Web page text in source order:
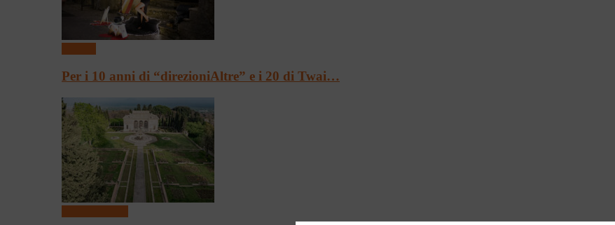
Per i 10 anni di “direzioniAltre” e i 20 di Twai…